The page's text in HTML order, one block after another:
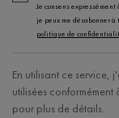
Je consens expressément
je peux me désabonner à
politique de
En utilisant ce service,
utilisées conformément
pour plus de détails.